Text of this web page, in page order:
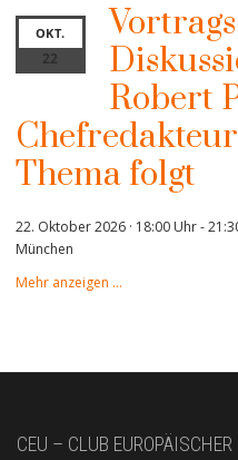
OKT.
22
Robert
Thema folgt
22. Oktober 2026 · 18:00 Uhr-
München
Mehr anzeigen …
CEU – CLUB